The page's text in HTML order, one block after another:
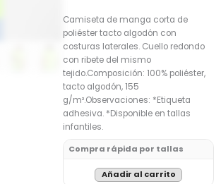
Camiseta de manga corta de
poliéster tacto algodón con
costuras laterales. Cuello redondo
con ribete del mismo
tejido.Composición: 100% poliéster,
tacto algodón, 155
g/m².Observaciones: *Etiqueta
adhesiva. *Disponible en tallas
infantiles.
Compra rápida por tallas
Añadir al carrito